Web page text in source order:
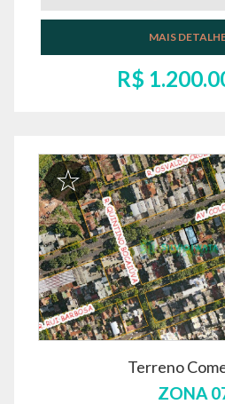
MAIS
R$
Terreno
ZONA